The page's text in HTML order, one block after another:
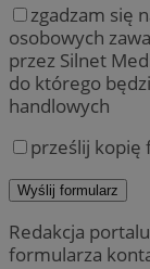
zgadzam się
osobowych
przez Silnet
do którego
handlowych
prześlij kopię
Redakcja
formularza